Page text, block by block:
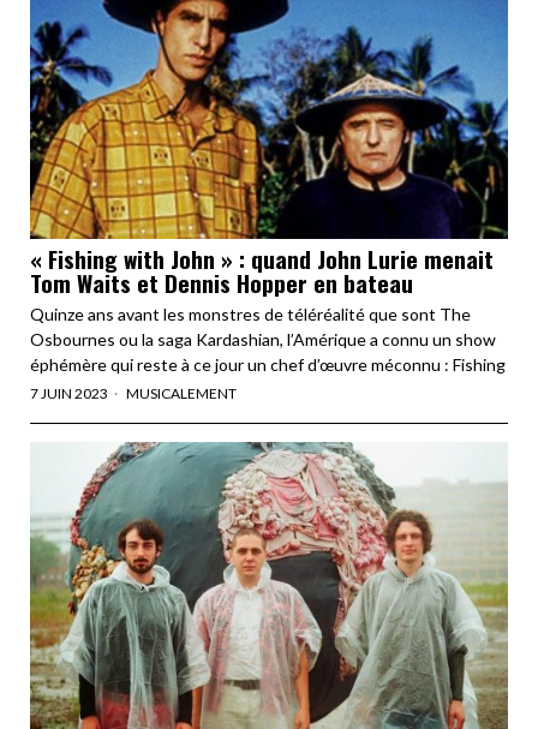
« Fishing with John » : quand John Lurie menait
Tom Waits et Dennis Hopper en bateau
Quinze ans avant les monstres de téléréalité que sont The
Osbournes ou la saga Kardashian, l’Amérique a connu un show
éphémère qui reste à ce jour un chef d’œuvre méconnu : Fishing
7 JUIN 2023 MUSICALEMENT